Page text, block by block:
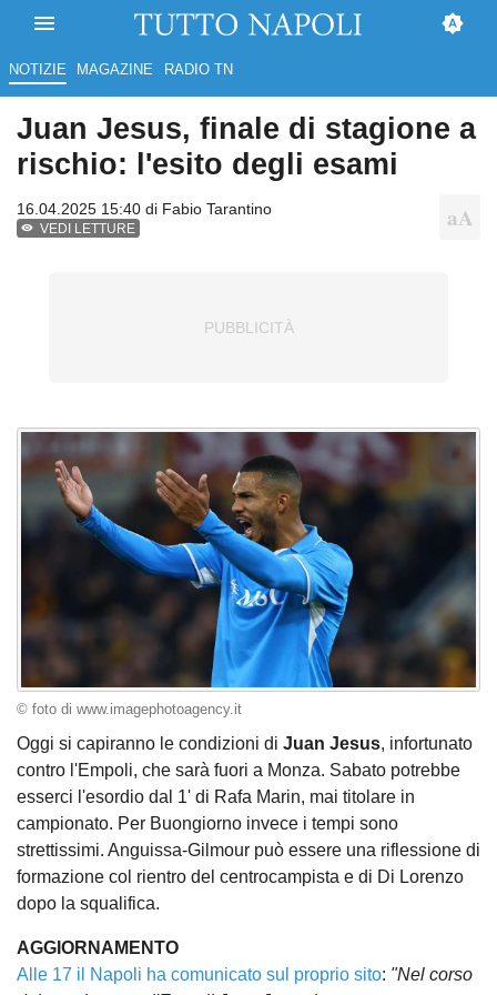
NOTIZIE MAGAZINE RADIO TN
Juan Jesus, finale di stagione a
rischio: l'esito degli esami
16.04.2025 15:40 di Fabio Tarantino
VEDI LETTURE
© foto di www.imagephotoagency.it
Oggi si capiranno le condizioni di Juan Jesus, infortunato
contro l'Empoli, che sarà fuori a Monza. Sabato potrebbe
esserci l'esordio dal 1' di Rafa Marin, mai titolare in
campionato. Per Buongiorno invece i tempi sono
strettissimi. Anguissa-Gilmour può essere una riflessione di
formazione col rientro del centrocampista e di Di Lorenzo
dopo la squalifica.
AGGIORNAMENTO
Alle 17 il Napoli ha comunicato sul proprio sito: "Nel corso